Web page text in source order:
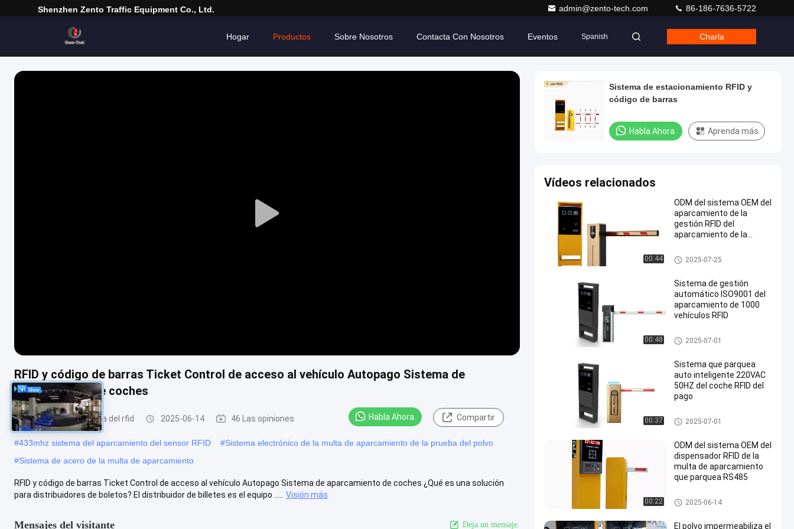
Shenzhen Zento Traffic Equipment Co., Ltd. admin@zento-tech.com 86-186-7636-5722
Hogar Productos Sobre Nosotros Contacta Con Nosotros Eventos Spanish Charla
Play
RFID y código de barras Ticket Control de acceso al vehículo Autopago Sistema de
aparcamiento de coches
sistema que parquea del rfid 2025-06-14 46 Las opiniones Habla Ahora. Compartir
#433mhz sistema del aparcamiento del sensor RFID #Sistema electrónico de la multa de aparcamiento de la prueba del polvo
#Sistema de acero de la multa de aparcamiento
RFID y código de barras Ticket Control de acceso al vehículo Autopago Sistema de aparcamiento de coches ¿Qué es una solución
para distribuidores de boletos? El distribuidor de billetes es el equipo .....
Visión más
Mensajes del visitante Deja un mensaje.
Sistema de estacionamiento RFID y
código de barras
Habla Ahora. Aprenda más
Vídeos relacionados
00:44
ODM del sistema OEM del
aparcamiento de la
gestión RFID del
aparcamiento de la
LED
sistema que parquea del rfid
2025-07-25
00:48
Sistema de gestión
automático ISO9001 del
aparcamiento de 1000
vehículos RFID
sistema que parquea del rfid
2025-07-01
00:37
Sistema que parquea
auto inteligente 220VAC
50HZ del coche RFID del
pago
sistema que parquea del rfid
2025-07-01
00:22
ODM del sistema OEM del
dispensador RFID de la
multa de aparcamiento
que parquea RS485
sistema que parquea del rfid
2025-06-14
El polvo impermeabiliza el